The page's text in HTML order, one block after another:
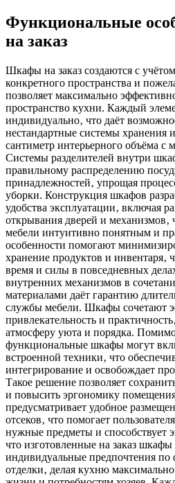
Функциональные
на заказ
Шкафы на заказ создаются с
конкретного пространства и
позволяет максимально
пространство кухни. Каждый
индивидуально‚ что даёт
нестандартные системы хранения
сантиметр интерьерного объёма с
Системы разделителей внутри
правильному распределению
принадлежностей‚ упрощая
уборки. Конструкция шкафов
удобства эксплуатации‚ включая
открывания дверей и механизмов‚
мебели интуитивно понятным и
особенности помогают
хранение продуктов и инвентаря‚
время и силы в повседневных
внутренних механизмов в
материалами даёт гарантию
службы мебели. Шкафы сочетают
привлекательность и
атмосферу уюта и порядка.
функциональные шкафы могут
встроенной техники‚ что
интегрирование и освобождает
Такое решение позволяет
и повысить эргономику
предусматривает удобное
отсеков‚ что помогает
нужные предметы и способствует
что изготовленные на заказ
индивидуальные предпочтения по
отделки‚ делая кухню